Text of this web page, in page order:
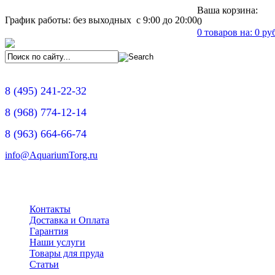
График работы: без выходных с 9:00 до 20:00
Ваша корзина:
0
0 товаров на: 0
8 (495) 241-22-32
8 (968) 774-12-14
8 (963) 664-66-74
info@AquariumTorg.ru
Контакты
Доставка и Оплата
Гарантия
Наши услуги
Товары для пруда
Статьи